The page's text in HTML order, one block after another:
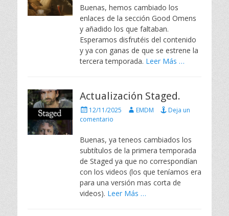
l
c
a
d
o
e
o
Buenas, hemos cambiado los
enlaces de la sección Good Omens
y añadido los que faltaban.
Esperamos disfrutéis del contenido
y ya con ganas de que se estrene la
tercera temporada. Leer Más …
Actualización Staged.
P
u
l
c
a
d
o
e
12/11/2025
A
o
EMDM
Deja un
comentario
Buenas, ya teneos cambiados los
subtítulos de la primera temporada
de Staged ya que no correspondían
con los videos (los que teníamos era
para una versión mas corta de
videos). Leer Más …